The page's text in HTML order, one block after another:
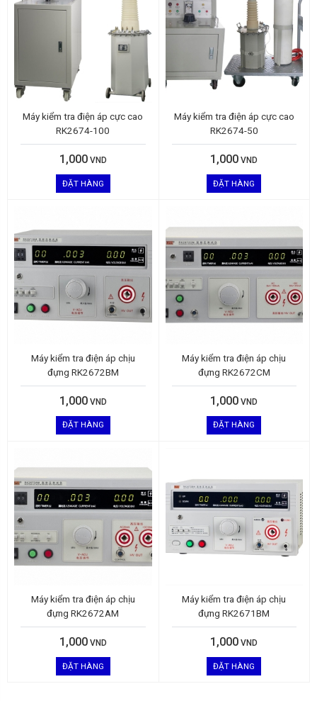
Máy kiểm tra điện áp cực cao
RK2674-100
1,000 VND
ĐẶT HÀNG
Máy kiểm tra điện áp cực cao
RK2674-50
1,000 VND
ĐẶT HÀNG
Máy kiểm tra điện áp chịu
đựng RK2672BM
1,000 VND
ĐẶT HÀNG
Máy kiểm tra điện áp chịu
đựng RK2672CM
1,000 VND
ĐẶT HÀNG
Máy kiểm tra điện áp chịu
đựng RK2672AM
1,000 VND
ĐẶT HÀNG
Máy kiểm tra điện áp chịu
đựng RK2671BM
1,000 VND
ĐẶT HÀNG